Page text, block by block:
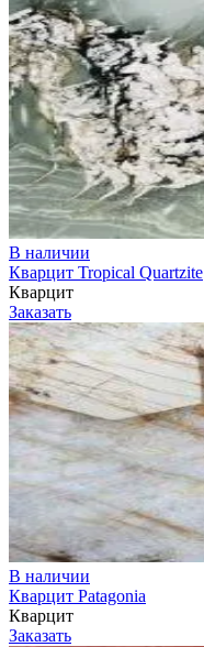
В наличии
Кварцит Tropical Quartzite
Кварцит
Заказать
В наличии
Кварцит Patagonia
Кварцит
Заказать